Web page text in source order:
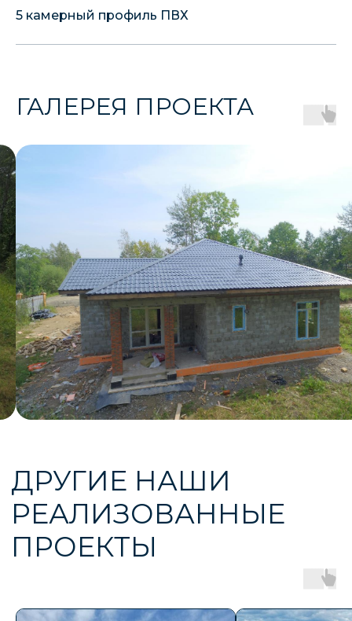
5 камерный профиль ПВХ
ГАЛЕРЕЯ ПРОЕКТА
ДРУГИЕ НАШИ
РЕАЛИЗОВАННЫЕ
ПРОЕКТЫ
ГАРАНТИРУЕМ
РЕЗУЛЬТАТ
Мы строим здания любой этажности и площади,
реализуем самые сложные проекты.
Консультация и расчет